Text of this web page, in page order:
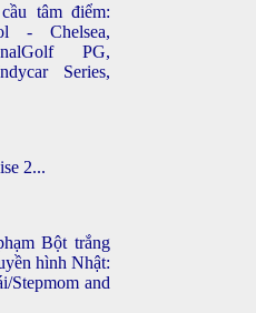
tâm điểm:
- Chelsea,
PG,
Series,
2...
Bột trắng
hình Nhật:
Stepmom and